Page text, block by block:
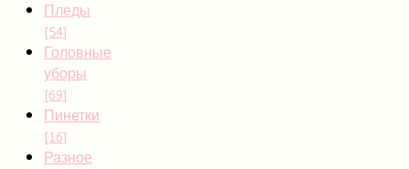
Пледы
[54]
Головные
уборы
[69]
Пинетки
[16]
Разное